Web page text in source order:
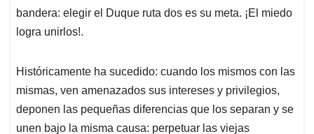
bandera: elegir el Duque ruta dos es su meta. ¡El miedo
logra unirlos!.
Históricamente ha sucedido: cuando los mismos con las
mismas, ven amenazados sus intereses y privilegios,
deponen las pequeñas diferencias que los separan y se
unen bajo la misma causa: perpetuar las viejas